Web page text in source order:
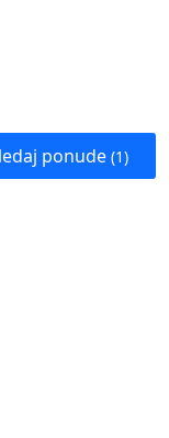
ponude (1)